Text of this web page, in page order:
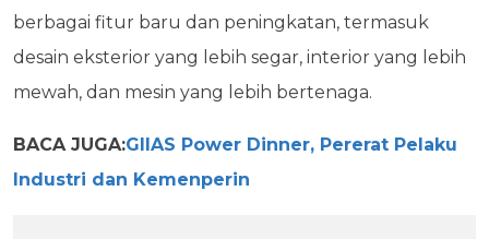
berbagai fitur baru dan peningkatan, termasuk
desain eksterior yang lebih segar, interior yang lebih
mewah, dan mesin yang lebih bertenaga.
BACA JUGA:GIIAS Power Dinner, Pererat Pelaku
Industri dan Kemenperin